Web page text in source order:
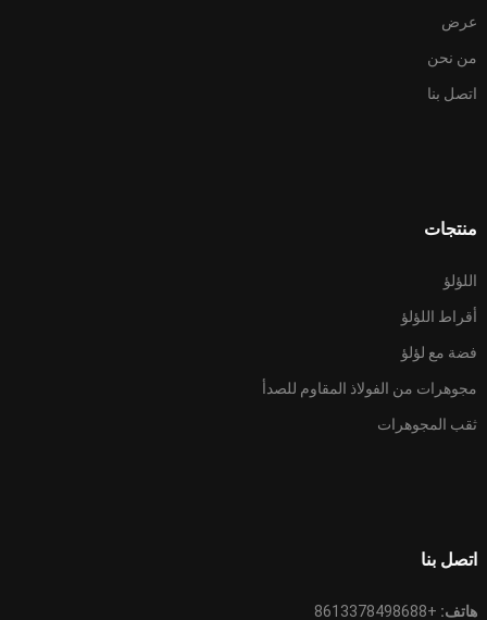
عرض
من نحن
اتصل بنا
منتجات
اللؤلؤ
أقراط اللؤلؤ
فضة مع لؤلؤ
مجوهرات من الفولاذ المقاوم للصدأ
ثقب المجوهرات
اتصل بنا
هاتف: +8613378498688